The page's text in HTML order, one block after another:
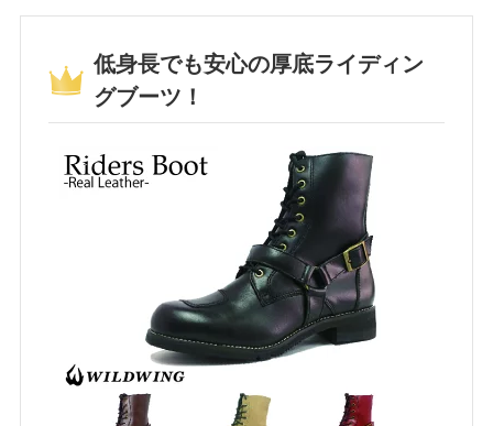
低身長でも安心の厚底ライディン
グブーツ！